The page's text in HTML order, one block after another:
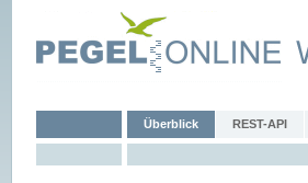
Überblick REST-API